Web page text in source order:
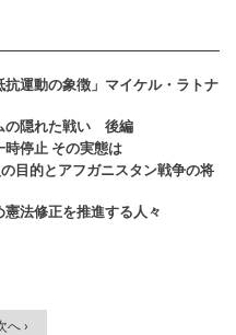
抗運動の象徴」マイケル・ラトナ
の隠れた戦い 後編
停止 その実態は
目的とアフガニスタン戦争の将
憲法修正を推進する人々
へ ›